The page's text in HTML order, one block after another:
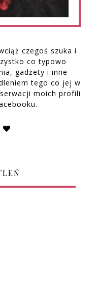
czegoś szuka i
co typowo
gadżety i inne
tego co jej w
moich profili